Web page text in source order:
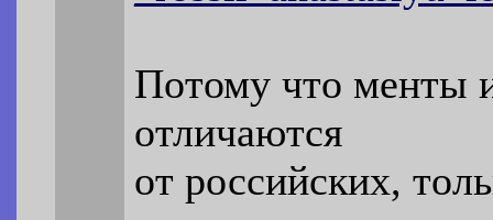
Потому что менты
отличаются
от российских,